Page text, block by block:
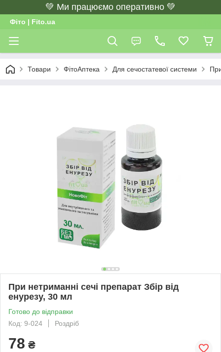
💚 Ми працюємо оперативно 💚
Фіто | Fito.ua
Товари ФітоАптека Для сечостатевої системи
При нетриманні сечі препарат Збір від
енурезу, 30 мл
Готово до відправки
Код: 9-024
Роздріб
78 ₴